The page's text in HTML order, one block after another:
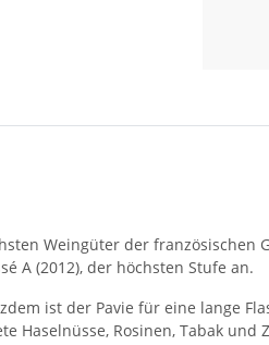
Weingüter der
A (2012), der höchsten Stufe an.
ist der Pavie für eine lange
Haselnüsse, Rosinen, Tabak